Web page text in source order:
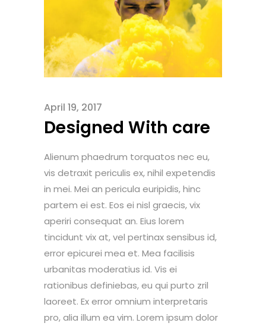
April 19, 2017
Designed With care
Alienum phaedrum torquatos nec eu,
vis detraxit periculis ex, nihil expetendis
in mei. Mei an pericula euripidis, hinc
partem ei est. Eos ei nisl graecis, vix
aperiri consequat an. Eius lorem
tincidunt vix at, vel pertinax sensibus id,
error epicurei mea et. Mea facilisis
urbanitas moderatius id. Vis ei
rationibus definiebas, eu qui purto zril
laoreet. Ex error omnium interpretaris
pro, alia illum ea vim. Lorem ipsum dolor